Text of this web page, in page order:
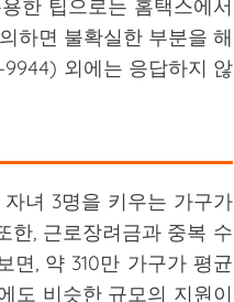
한 팁으로는 홈택스에서
하면 불확실한 부분을 해
외에는 응답하지 않
녀 3명을 키우는 가구가
한, 근로장려금과 중복 수
면, 약 310만 가구가 평균
도 비슷한 규모의 지원이